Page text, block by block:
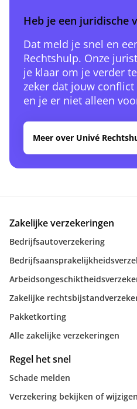
Heb je een juridische
Dat meld je snel en
Rechtshulp. Onze
je klaar om je verder
zeker dat jouw
en je er niet alleen
Meer over Univé
Zakelijke verzekeringen
Bedrijfsautoverzekering
Zakelijke
Pakketkorting
Alle zakelijke verzekeringen
Regel het snel
Schade melden
Verzekering bekijken of wijzigen